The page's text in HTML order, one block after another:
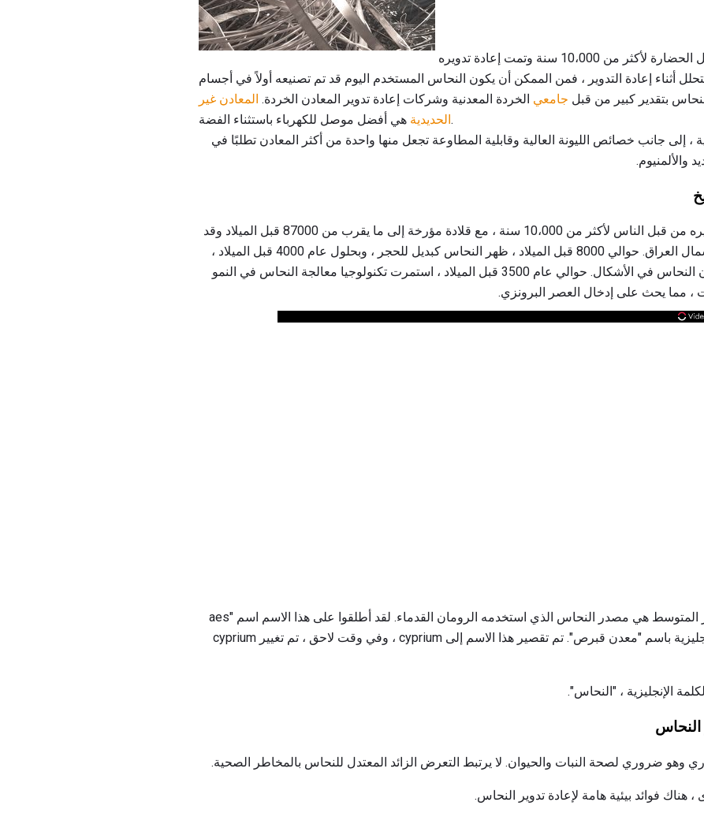
يتحلل أثناء إعادة التدوير ، فمن الممكن أن يكون النحاس المستخدم اليوم قد تم تصنيعه أولاً في أجسام
بتقدير كبير من قبل جامعي الخردة المعدنية وشركات إعادة تدوير المعادن الخردة. المعادن غير
الحديديةهي أفضل موصل للكهرباء باستثناء الفضة.
، إلى جانب خصائص الليونة العالية وقابلية المطاوعة تجعل منها واحدة من أكثر المعادن تطلبًا في
والألمنيوم.
تم استخدام النحاس وإعادة تدويره من قبل الناس لأكثر من 10،000 سنة ، مع قلادة مؤرخة إلى ما يقرب من 87000 قبل الميلاد وقد
تم العثور عليها في ما هو الآن شمال العراق. حوالي 8000 قبل الميلاد ، ظهر النحاس كبديل للحجر ، وبحلول عام 4000 قبل الميلاد ،
كان المصريون يسخنون ويصبون النحاس في الأشكال. حوالي عام 3500 قبل الميلاد ، استمرت تكنولوجيا معالجة النحاس في النمو
مما يحث على إدخال العصر البرونزي.
كانت جزيرة Cypress في البحر المتوسط ​​هي مصدر النحاس الذي استخدمه الرومان القدماء. لقد أطلقوا على هذا الاسم اسم "aes
Cyprium" ، الذي يُترجم إلى الإنجليزية باسم "معدن قبرص". تم تقصير هذا الاسم إلى cyprium ، وفي وقت لاحق ، تم تغيير cyprium
الإنجليزية ، "النحاس".
النحاس
ضروري لصحة النبات والحيوان. لا يرتبط التعرض الزائد المعتدل للنحاس بالمخاطر الصحية.
هناك فوائد بيئية هامة لإعادة تدوير النحاس.